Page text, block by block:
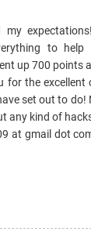
my
to help
up 700 points
for the excellent
set out to do!
any kind of
at gmail dot